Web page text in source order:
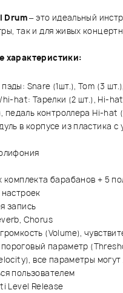
Drum– это идеальный
так и для живых
характеристики:
Snare (1шт.), Tom (3
hi-hat: Тарелки (2 шт.), Hi-
педаль контроллера Hi-hat
в корпусе из пластика с
комплекта барабанов + 5
запись
Chorus
(Volume),
параметр
все параметры могут
пользователем
Level Release